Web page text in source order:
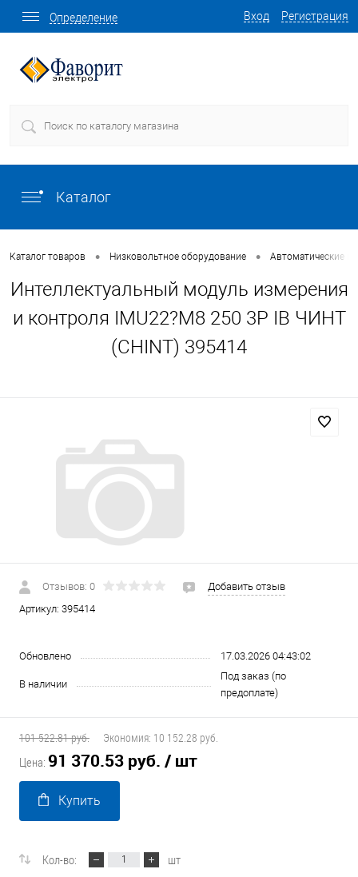
Вход Регистрация
Определение
Каталог
Каталог товаров • Низковольтное оборудование • Автоматические
Интеллектуальный модуль измерения
и контроля IMU22?M8 250 3P IB ЧИНТ
(CHINT) 395414
Отзывов: 0
Добавить отзыв
Артикул: 395414
Обновлено 17.03.2026 04:43:02
В наличии
Под заказ (по
предоплате)
101 522.81 руб. Экономия: 10 152.28 руб.
Цена: 91 370.53 руб. / шт
Купить
Кол-во:
шт